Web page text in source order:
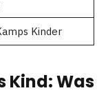
Kinder
Kind: Was